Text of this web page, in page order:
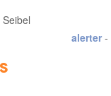
alerter -